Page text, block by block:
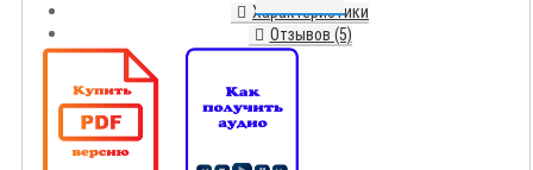
Характеристики
Отзывов (5)